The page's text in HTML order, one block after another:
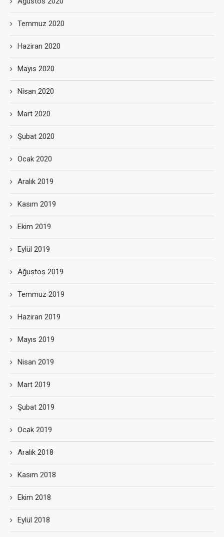
Temmuz 2020
Haziran 2020
Mayıs 2020
Nisan 2020
Mart 2020
Şubat 2020
Ocak 2020
Aralık 2019
Kasım 2019
Ekim 2019
Eylül 2019
Ağustos 2019
Temmuz 2019
Haziran 2019
Mayıs 2019
Nisan 2019
Mart 2019
Şubat 2019
Ocak 2019
Aralık 2018
Kasım 2018
Ekim 2018
Eylül 2018